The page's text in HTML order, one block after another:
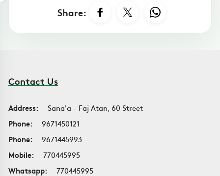
Share:
Contact Us
Address:
Sana'a - Faj Atan, 60 Street
Phone:
9671450121
Phone:
9671445993
Mobile:
770445995
Whatsapp:
770445995